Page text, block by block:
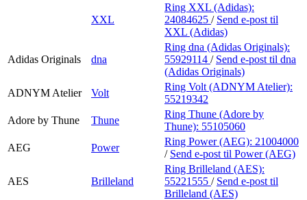
XXL
Ring XXL (Adidas):
24084625 / Send e-post til
XXL (Adidas)
Adidas Originals dna
Ring dna (Adidas Originals):
55929114 / Send e-post til dna
(Adidas Originals)
ADNYM Atelier
Volt
Ring Volt (ADNYM Atelier):
55219342
Adore by Thune
Thune
Ring Thune (Adore by
Thune): 55105060
AEG
Power
Ring Power (AEG): 21004000
/ Send e-post til Power (AEG)
AES Brilleland
Ring Brilleland (AES):
55221555 / Send e-post til
Brilleland (AES)